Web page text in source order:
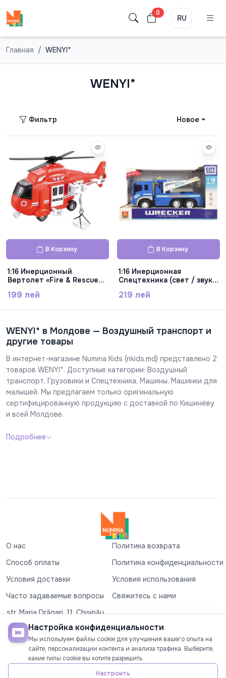
0
RU
Главная WENYI*
WENYI*
Фильтр Новое
В Корзину
1:16 Инерционный
Вертолет «Fire & Rescue
WY750B
199 лей
В Корзину
1:16 Инерционная
Спецтехника (свет / звук)
219 лей
WENYI* в Молдове — Воздушный транспорт и
другие товары
В интернет-магазине Numina Kids (nkids.md) представлено 2
товаров WENYI*. Доступные категории: Воздушный
транспорт, Грузовики и Спецтехника, Машины, Машинки для
малышей. Мы предлагаем только оригинальную
сертифицированную продукцию с доставкой по Кишинёву
и всей Молдове.
Подробнее
О нас
Политика возврата
Способ оплаты
Политика конфиденциальности
Условия доставки
Условия использования
Часто задаваемые вопросы
Свяжитесь с нами
str. Maria Drăgan, 11, Chișinău
+37360327279
©2026Numina Kids. Все права защищены
СОЦИАЛЬНЫЕ СЕТИ
Настройка конфиденциальности
Мы используем файлы cookie для улучшения вашего опыта на
сайте, персонализации контента и анализа трафика. Выберите,
какие типы cookie вы хотите разрешить.
Настроить